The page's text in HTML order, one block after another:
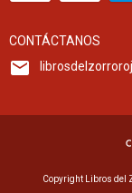
CONTÁCTANOS
Copyright Libros del